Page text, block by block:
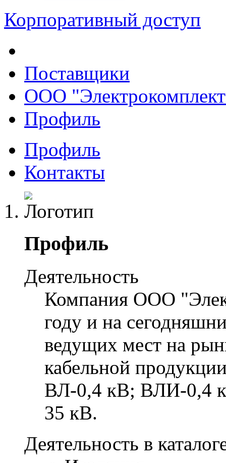
Корпоративный доступ
Поставщики
ООО
Профиль
Профиль
Контакты
Профиль
Деятельность
Компания ООО
году и на
ведущих мест на
кабельной
ВЛ-0,4 кВ; ВЛИ-0,4
35 кВ.
Деятельность в